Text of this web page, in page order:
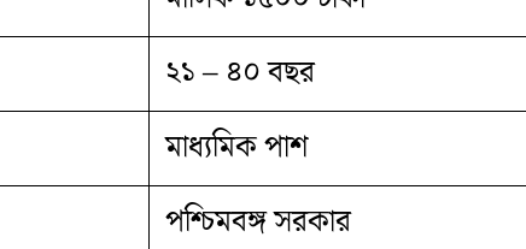
২১ – ৪০ বছর
মাধ্যমিক পাশ
পশ্চিমবঙ্গ সরকার